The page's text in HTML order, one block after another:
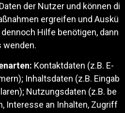
der Nutzer und können di
ergreifen und Auskü
Hilfe benötigen, dann
wenden.
Kontaktdaten (z.B. E-
Inhaltsdaten (z.B. Eingab
Nutzungsdaten (z.B. be
Interesse an Inhalten, Zugriff